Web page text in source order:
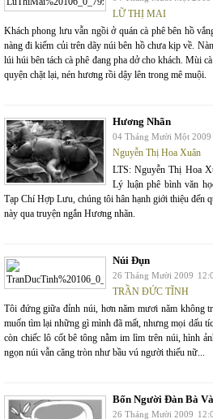
LỮ THỊ MAI
Khách phong lưu vẫn ngồi ở quán cà phê bên hồ
nàng đi kiếm củi trên dãy núi bên hồ chưa kịp về.
lúi húi bên tách cà phê đang pha dở cho khách. Mùi
quyện chặt lại, nén hương rồi dậy lên trong mê muội.
Hương Nhãn
04 Tháng Mười Một 2009
Nguyễn Thị Hoa Xuân
LTS: Nguyễn Thị Hoa
Lý luận phê bình văn
Tạp Chí Hợp Lưu, chúng tôi hân hạnh giới thiệu đến
này qua truyện ngắn Hương nhãn.
Núi Đụn
26 Tháng Mười 2009
TRẦN ĐỨC TĨNH
Tôi đứng giữa đỉnh núi, hơn năm mươi năm không
muốn tìm lại những gì mình đã mất, nhưng mọi dấu
còn chiếc lô cốt bê tông nằm im lìm trên núi, hình
ngọn núi vẫn căng tròn như bầu vú người thiếu nữ...
Bốn Người Đàn Bà
26 Tháng Mười 2009